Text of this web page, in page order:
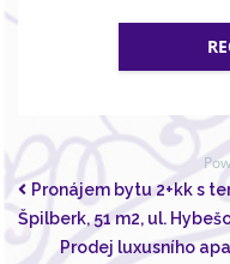
Pronájem bytu 2+kk s
Špilberk, 51 m2, ul.
Prodej luxusního